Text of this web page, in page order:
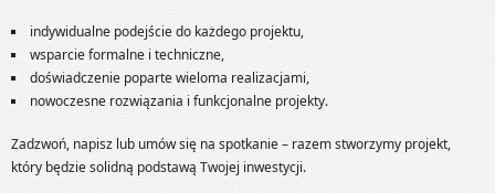
indywidualne podejście do każdego projektu,
wsparcie formalne i techniczne,
doświadczenie poparte wieloma realizacjami,
nowoczesne rozwiązania i funkcjonalne projekty.
Zadzwoń, napisz lub umów się na spotkanie – razem stworzymy projekt,
który będzie solidną podstawą Twojej inwestycji.